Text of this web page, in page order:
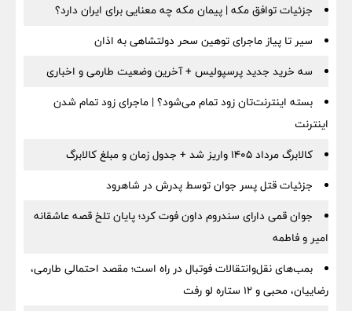
جزئیات توافق مکه | پیمان مکه چه معنایی برای ایران دارد؟
سیر تا پیاز ماجرای توهین سحر دولتشاهی به اذان
سه خرید جدید پرسپولیس + آخرین وضعیت طارمی و اخباری
بسته اینترنت‌تان زود تمام می‌شود؟ | ماجرای زود تمام شدن
اینترنت
کالابرگ مرداد ۱۴۰۵ واریز شد + جدول زمان و مبلغ کالابرگ
جزئیات قتل پسر جوان توسط پدرش در شاهرود
جوان قمی دارای سندروم داون فوت کرد؛ پایان تلخ قصه عاشقانه
امیر و فاطمه
بمب‌های نقل‌وانتقالات فوتبال در راه است؛ مقصد احتمالی طارمی،
رضاییان، محبی و ۱۲ ستاره لو رفت